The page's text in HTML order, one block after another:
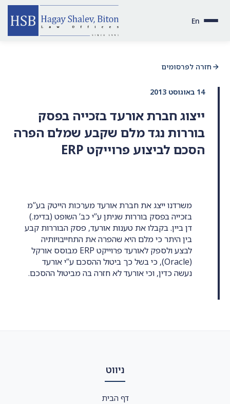
En
חזרה לפרסומים
14 באוגוסט 2013
ייצוג חברת אורעד בזכייה בפסק
בוררות נגד מלם שקבע שמלם הפרה
הסכם לביצוע פרוייקט ERP
משרדנו ייצג את חברת אורעד מערכות הייטק בע”מ
בזכייה בפסק בוררות שניתן ע”י כב’ השופט (בדימ.)
דן ביין. בקבלו את טענות אורעד, פסק הבוררות קבע
בין היתר כי מלם היא שהפרה את התחייבויותיה
לבצע ולספק לאורעד פרוייקט ERP מבוסס אורקל
(Oracle), כי בשל כך ביטול ההסכם ע”י אורעד
נעשה כדין, וכי אורעד לא חזרה בה מביטול ההסכם.
ניווט
דף הבית